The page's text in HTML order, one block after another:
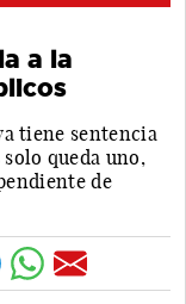
a la
tiene sentencia
queda uno,
de